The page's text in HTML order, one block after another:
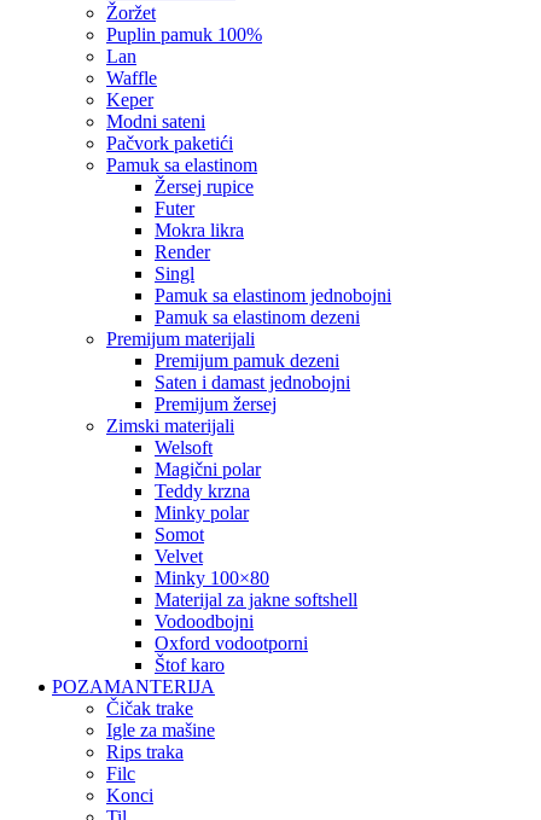
žoržet
puplin pamuk 100%
lan
waffle
keper
modni sateni
pačvork paketići
pamuk sa elastinom
žersej rupice
futer
mokra likra
render
singl
pamuk sa elastinom jednobojni
pamuk sa elastinom dezeni
premijum materijali
premijum pamuk dezeni
saten i damast jednobojni
premijum žersej
zimski materijali
welsoft
magični polar
teddy krzna
minky polar
somot
velvet
minky 100×80
materijal za jakne softshell
vodoodbojni
oxford vodootporni
štof karo
POZAMANTERIJA
čičak trake
igle za mašine
rips traka
filc
konci